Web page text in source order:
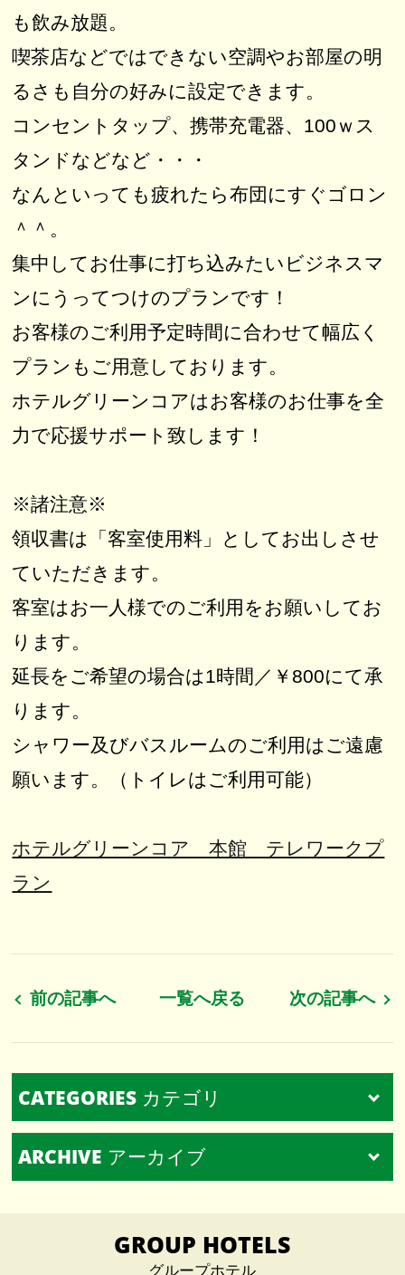
も飲み放題。
喫茶店などではできない空調やお部屋の明
るさも自分の好みに設定できます。
コンセントタップ、携帯充電器、100ｗス
タンドなどなど・・・
なんといっても疲れたら布団にすぐゴロン
＾＾。
集中してお仕事に打ち込みたいビジネスマ
ンにうってつけのプランです！
お客様のご利用予定時間に合わせて幅広く
プランもご用意しております。
ホテルグリーンコアはお客様のお仕事を全
力で応援サポート致します！
※諸注意※
領収書は「客室使用料」としてお出しさせ
ていただきます。
客室はお一人様でのご利用をお願いしてお
ります。
延長をご希望の場合は1時間／￥800にて承
ります。
シャワー及びバスルームのご利用はご遠慮
願います。（トイレはご利用可能）
ホテルグリーンコア 本館 テレワークプ
ラン
前の記事へ 一覧へ戻る 次の記事へ
CATEGORIES カテゴリ
すべて
マネージャー荻野のブログ（20）
ARCHIVE アーカイブ
2023.09（1）
GROUP HOTELS
グループホテル